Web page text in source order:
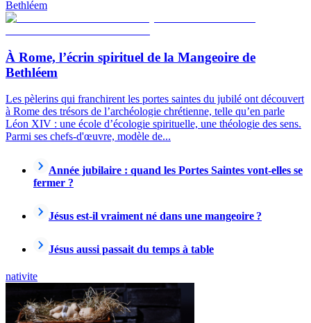
Bethléem
À Rome, l’écrin spirituel de la Mangeoire de
Bethléem
Les pèlerins qui franchirent les portes saintes du jubilé ont découvert
à Rome des trésors de l’archéologie chrétienne, telle qu’en parle
Léon XIV : une école d’écologie spirituelle, une théologie des sens.
Parmi ses chefs-d'œuvre, modèle de...
Année jubilaire : quand les Portes Saintes vont-elles se
fermer ?
Jésus est-il vraiment né dans une mangeoire ?
Jésus aussi passait du temps à table
nativite